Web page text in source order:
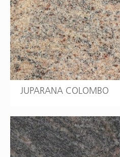
JUPARANA COLOMBO